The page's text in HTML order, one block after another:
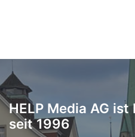
HELP Media AG
seit 1996